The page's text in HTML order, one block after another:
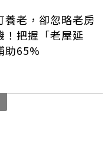
養老，卻忽略老房
！把握「老屋延
助65%